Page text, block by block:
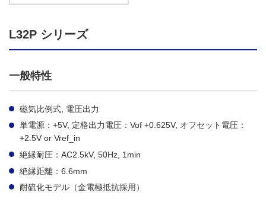
L32P シリーズ
一般特性
磁気比例式, 電圧出力
単電源：+5V, 定格出力電圧：Vof +0.625V, オフセット電圧：
+2.5V or Vref_in
絶縁耐圧：AC2.5kV, 50Hz, 1min
絶縁距離：6.6mm
耐硫化モデル（金電極抵抗採用）